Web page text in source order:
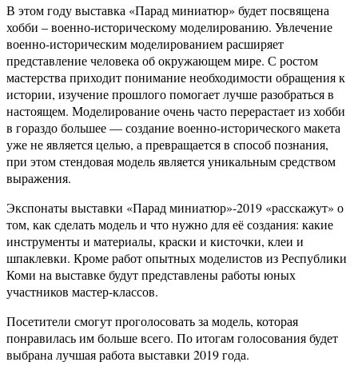
В этом году выставка «Парад миниатюр» будет посвящена
хобби – военно-историческому моделированию. Увлечение
военно-историческим моделированием расширяет
представление человека об окружающем мире. С ростом
мастерства приходит понимание необходимости обращения к
истории, изучение прошлого помогает лучше разобраться в
настоящем. Моделирование очень часто перерастает из хобби
в гораздо большее — создание военно-исторического макета
уже не является целью, а превращается в способ познания,
при этом стендовая модель является уникальным средством
выражения.
Экспонаты выставки «Парад миниатюр»-2019 «расскажут» о
том, как сделать модель и что нужно для её создания: какие
инструменты и материалы, краски и кисточки, клеи и
шпаклевки. Кроме работ опытных моделистов из Республики
Коми на выставке будут представлены работы юных
участников мастер-классов.
Посетители смогут проголосовать за модель, которая
понравилась им больше всего. По итогам голосования будет
выбрана лучшая работа выставки 2019 года.